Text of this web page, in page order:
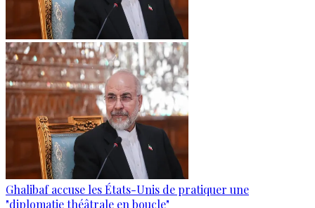
Ghalibaf accuse les États-Unis de pratiquer une
"diplomatie théâtrale en boucle"